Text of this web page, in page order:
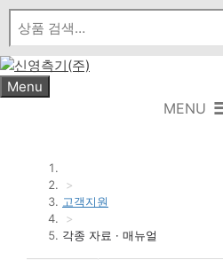
Skip
content
Menu
MENU
>
고객지원
>
각종 자료 · 매뉴얼